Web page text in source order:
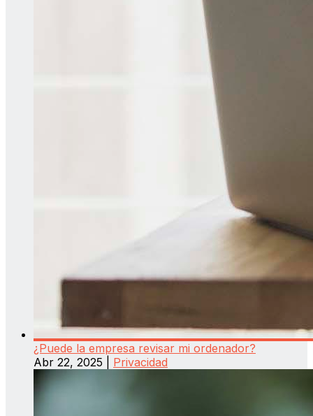
¿Puede la empresa revisar mi ordenador?
Abr 22, 2025
Privacidad